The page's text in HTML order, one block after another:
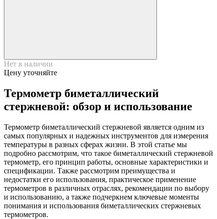
Нет в наличии
Цену уточняйте
Термометр биметаллический
стержневой: обзор и использование
Термометр биметаллический стержневой является одним из
самых популярных и надежных инструментов для измерения
температуры в разных сферах жизни. В этой статье мы
подробно рассмотрим, что такое биметаллический стержневой
термометр, его принцип работы, основные характеристики и
спецификации. Также рассмотрим преимущества и
недостатки его использования, практическое применение
термометров в различных отраслях, рекомендации по выбору
и использованию, а также подчеркнем ключевые моменты
понимания и использования биметаллических стержневых
термометров.